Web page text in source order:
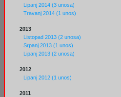
Lipanj 2014 (3 unosa)
Travanj 2014 (1 unos)
2013
Listopad 2013 (2 unosa)
Srpanj 2013 (1 unos)
Lipanj 2013 (2 unosa)
2012
Lipanj 2012 (1 unos)
2011